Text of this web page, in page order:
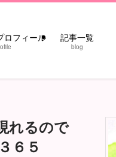
ロフィール 記事一覧
blog
れるので
６５